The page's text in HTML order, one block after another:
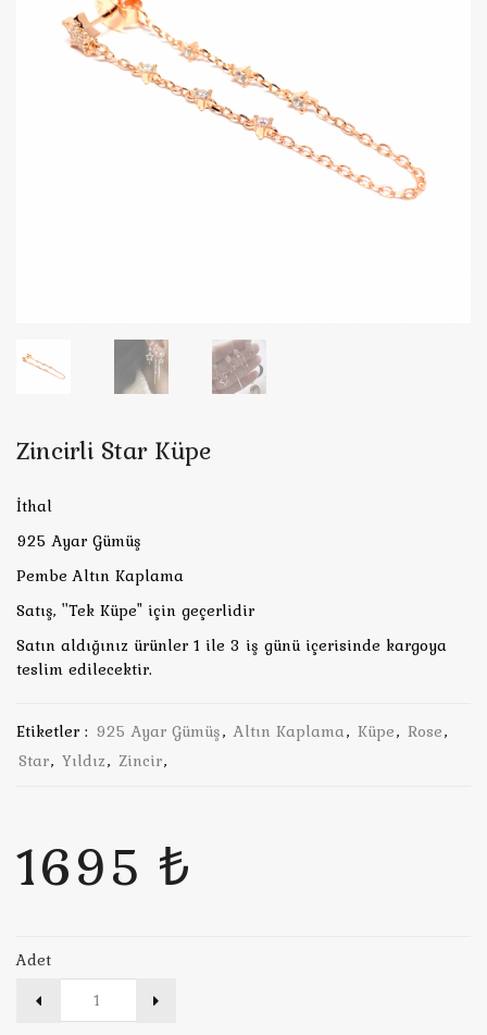
Zincirli Star Küpe
İthal
925 Ayar Gümüş
Pembe Altın Kaplama
Satış, ''Tek Küpe" için geçerlidir
Satın aldığınız ürünler 1 ile 3 iş günü içerisinde kargoya
teslim edilecektir.
Etiketler : 925 Ayar Gümüş, Altın Kaplama, Küpe, Rose,
Star, Yıldız, Zincir,
1695 ₺
Adet